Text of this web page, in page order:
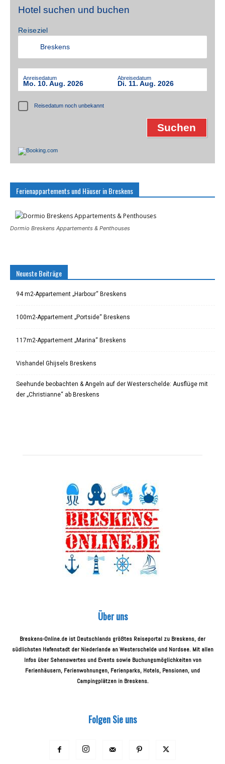
Hotel suchen und buchen
Reiseziel
Anreisedatum
Mo. 10. Aug. 2026
Abreisedatum
Di. 11. Aug. 2026
Reisedatum noch unbekannt
Ferienappartements und Häuser in Breskens
Dormio Breskens Appartements & Penthouses
Neueste Beiträge
94 m2-Appartement „Harbour“ Breskens
100m2-Appartement „Portside“ Breskens
117m2-Appartement „Marina“ Breskens
Vishandel Ghijsels Breskens
Seehunde beobachten & Angeln auf der Westerschelde: Ausflüge mit
der „Christianne“ ab Breskens
Über uns
Breskens-Online.de ist Deutschlands größtes Reiseportal zu Breskens, der
südlichsten Hafenstadt der Niederlande an Westerschelde und Nordsee. Mit allen
Infos über Sehenswertes und Events sowie Buchungsmöglichkeiten von
Ferienhäusern, Ferienwohnungen, Ferienparks, Hotels, Pensionen, und
Campingplätzen in Breskens.
Folgen Sie uns